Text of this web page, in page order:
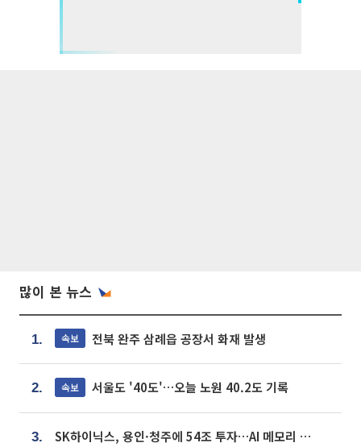
많이 본 뉴스
1. 속보 전북 완주 삼례읍 공장서 화재 발생
2. 속보 서울도 '40도'…오늘 노원 40.2도 기록
3. SK하이닉스, 용인·청주에 54조 투자…AI 메모리 생산기지 키운다